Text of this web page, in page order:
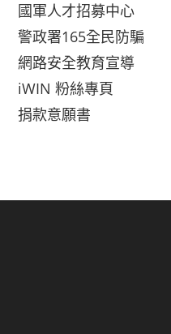
國軍人才招募中心
警政署165全民防騙
網路安全教育宣導
iWIN 粉絲專頁
捐款意願書